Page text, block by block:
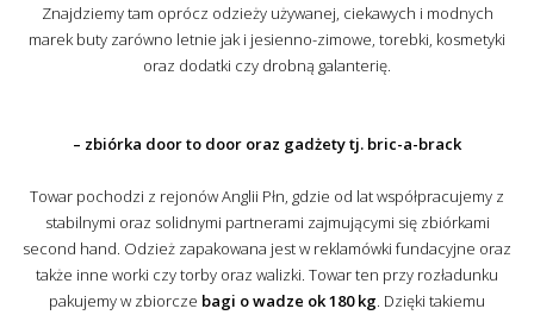
Znajdziemy tam oprócz odzieży używanej, ciekawych i modnych
marek buty zarówno letnie jak i jesienno-zimowe, torebki, kosmetyki
oraz dodatki czy drobną galanterię.
– zbiórka door to door oraz gadżety tj. bric-a-brack
Towar pochodzi z rejonów Anglii Płn, gdzie od lat współpracujemy z
stabilnymi oraz solidnymi partnerami zajmującymi się zbiórkami
second hand. Odzież zapakowana jest w reklamówki fundacyjne oraz
także inne worki czy torby oraz walizki. Towar ten przy rozładunku
pakujemy w zbiorcze bagi o wadze ok 180 kg. Dzięki takiemu